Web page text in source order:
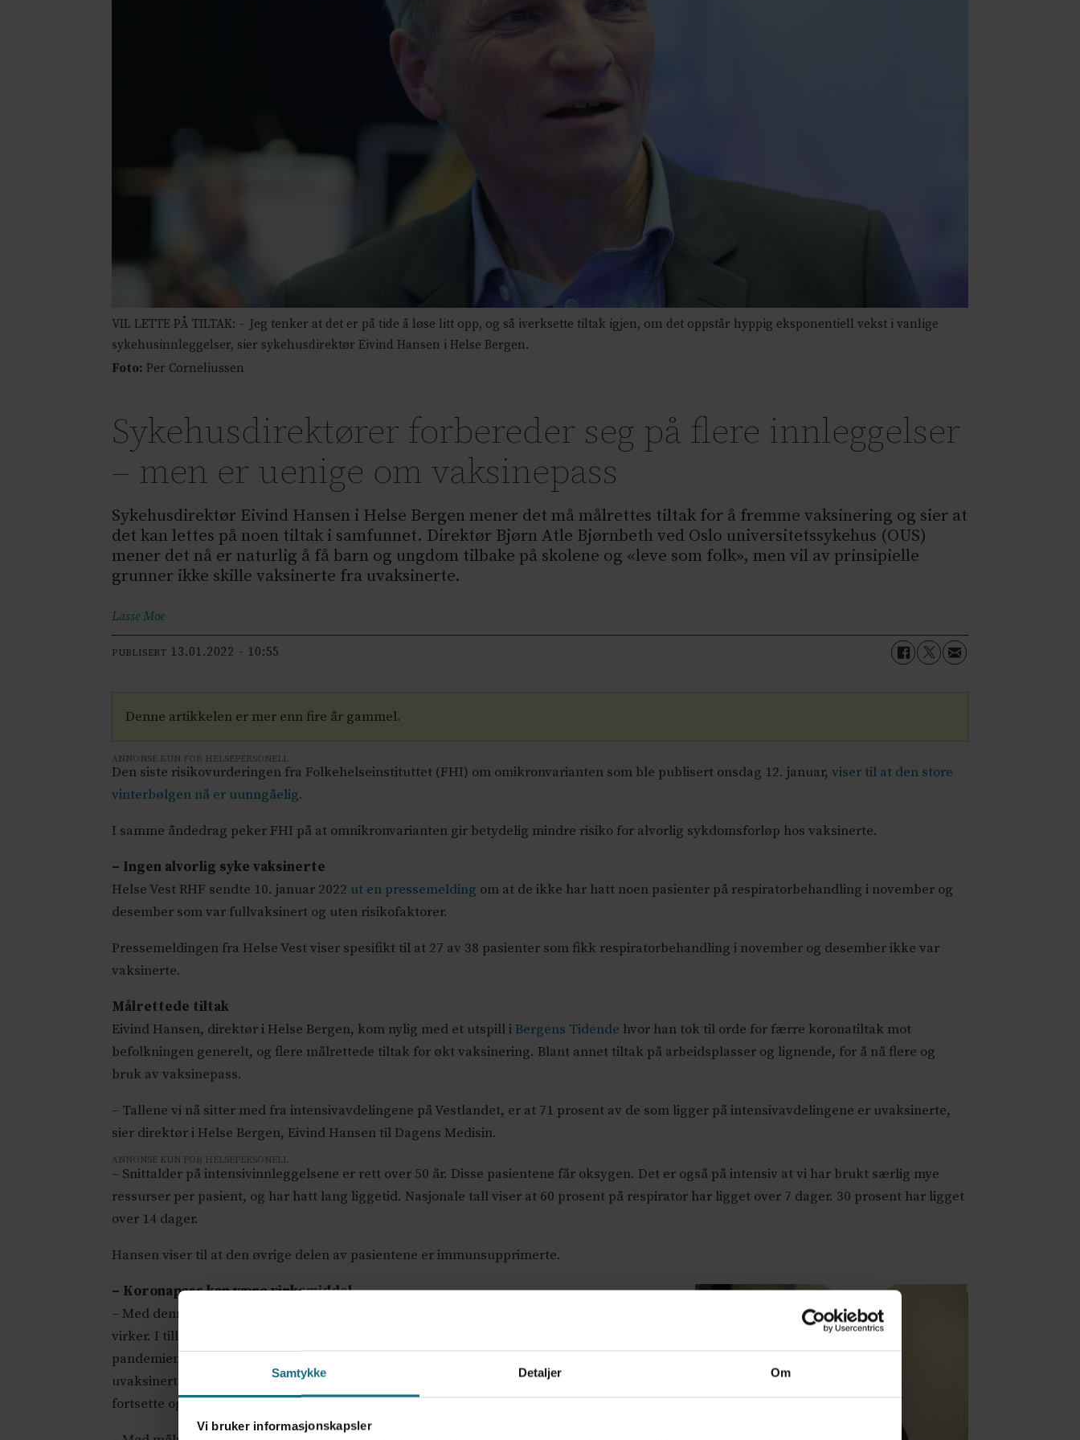
Samtykke Detaljer Om
Vi bruker informasjonskapsler
VIL LETTE PÅ TILTAK: – Jeg tenker at det er på tide å løse litt opp, og så iverksette tiltak igjen, om det oppstår hyppig eksponentiell vekst i vanlige
sykehusinnleggelser, sier sykehusdirektør Eivind Hansen i Helse Bergen.
Foto: Per Corneliussen
Sykehusdirektører forbereder seg på flere innleggelser
– men er uenige om vaksinepass
Sykehusdirektør Eivind Hansen i Helse Bergen mener det må målrettes tiltak for å fremme vaksinering og sier at
det kan lettes på noen tiltak i samfunnet. Direktør Bjørn Atle Bjørnbeth ved Oslo universitetssykehus (OUS)
mener det nå er naturlig å få barn og ungdom tilbake på skolene og «leve som folk», men vil av prinsipielle
grunner ikke skille vaksinerte fra uvaksinerte.
Lasse Moe
PUBLISERT 13.01.2022 - 10:55
Denne artikkelen er mer enn fire år gammel.
ANNONSE KUN FOR HELSEPERSONELL
Den siste risikovurderingen fra Folkehelseinstituttet (FHI) om omikronvarianten som ble publisert onsdag 12. januar,viser til at den store
vinterbølgen nå er uunngåelig.
I samme åndedrag peker FHI på at omnikronvarianten gir betydelig mindre risiko for alvorlig sykdomsforløp hos vaksinerte.
– Ingen alvorlig syke vaksinerte
Helse Vest RHF sendte 10. januar 2022 ut en pressemelding om at de ikke har hatt noen pasienter på respiratorbehandling i november og
desember som var fullvaksinert og uten risikofaktorer.
Pressemeldingen fra Helse Vest viser spesifikt til at 27 av 38 pasienter som fikk respiratorbehandling i november og desember ikke var
vaksinerte.
Målrettede tiltak
Eivind Hansen, direktør i Helse Bergen, kom nylig med et utspill iBergens Tidende hvor han tok til orde for færre koronatiltak mot
befolkningen generelt, og flere målrettede tiltak for økt vaksinering. Blant annet tiltak på arbeidsplasser og lignende, for å nå flere og
bruk av vaksinepass.
– Tallene vi nå sitter med fra intensivavdelingene på Vestlandet, er at 71 prosent av de som ligger på intensivavdelingene er uvaksinerte,
sier direktør i Helse Bergen, Eivind Hansen til Dagens Medisin.
ANNONSE KUN FOR HELSEPERSONELL
– Snittalder på intensivinnleggelsene er rett over 50 år. Disse pasientene får oksygen. Det er også på intensiv at vi har brukt særlig mye
ressurser per pasient, og har hatt lang liggetid. Nasjonale tall viser at 60 prosent på respirator har ligget over 7 dager. 30 prosent har ligget
over 14 dager.
Hansen viser til at den øvrige delen av pasientene er immunsupprimerte.
– Koronapass kan være virkemiddel
– Med denne kunnskapen, så blir det viktig for oss fra sykehussiden å peke på at vaksinene
virker. I tillegg viser dette at vaksiner er en helt sentral del av hvordan vi kan håndtere
pandemien. Derfor må vi sørge for å komme enda mer ut med målretta tiltak for å nå
uvaksinerte. Det pågår mye og flott arbeid fra kommunene og mange andre dette bør
fortsette og målrettes enda mer.